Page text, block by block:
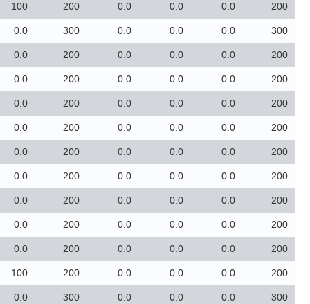
100 200 0.0 0.0 0.0 200
0.0 300 0.0 0.0 0.0 300
0.0 200 0.0 0.0 0.0 200
0.0 200 0.0 0.0 0.0 200
0.0 200 0.0 0.0 0.0 200
0.0 200 0.0 0.0 0.0 200
0.0 200 0.0 0.0 0.0 200
0.0 200 0.0 0.0 0.0 200
0.0 200 0.0 0.0 0.0 200
0.0 200 0.0 0.0 0.0 200
0.0 200 0.0 0.0 0.0 200
100 200 0.0 0.0 0.0 200
0.0 300 0.0 0.0 0.0 300